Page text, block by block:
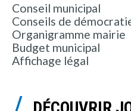
Conseil municipal
Conseils de
Organigramme mairie
Budget municipal
Affichage légal